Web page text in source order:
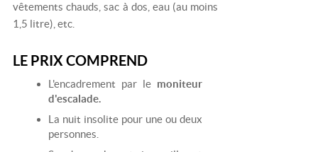
vêtements chauds, sac à dos, eau (au moins
1,5 litre), etc.
LE PRIX COMPREND
L'encadrement par lemoniteur
d'escalade.
La nuit insolite pour une ou deux
personnes.